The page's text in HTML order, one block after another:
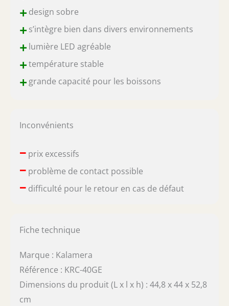
+design sobre
+s’intègre bien dans divers environnements
+lumière LED agréable
+température stable
+grande capacité pour les boissons
Inconvénients
–prix excessifs
–problème de contact possible
–difficulté pour le retour en cas de défaut
Fiche technique
Marque : Kalamera
Référence : KRC-40GE
Dimensions du produit (L x l x h) : 44,8 x 44 x 52,8
cm